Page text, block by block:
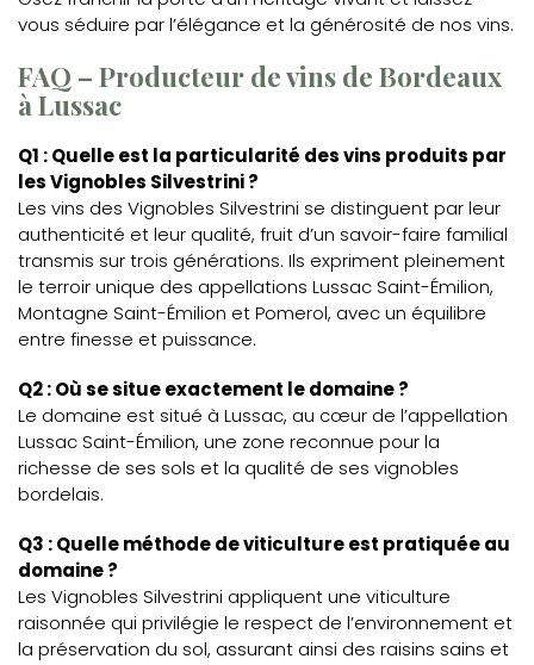
vous séduire par l’élégance et la générosité de nos vins.
FAQ – Producteur de vins de Bordeaux
à Lussac
Q1 : Quelle est la particularité des vins produits par
les Vignobles Silvestrini ?
Les vins des Vignobles Silvestrini se distinguent par leur
authenticité et leur qualité, fruit d’un savoir-faire familial
transmis sur trois générations. Ils expriment pleinement
le terroir unique des appellations Lussac Saint-Émilion,
Montagne Saint-Émilion et Pomerol, avec un équilibre
entre finesse et puissance.
Q2 : Où se situe exactement le domaine ?
Le domaine est situé à Lussac, au cœur de l’appellation
Lussac Saint-Émilion, une zone reconnue pour la
richesse de ses sols et la qualité de ses vignobles
bordelais.
Q3 : Quelle méthode de viticulture est pratiquée au
domaine ?
Les Vignobles Silvestrini appliquent une viticulture
raisonnée qui privilégie le respect de l’environnement et
la préservation du sol, assurant ainsi des raisins sains et